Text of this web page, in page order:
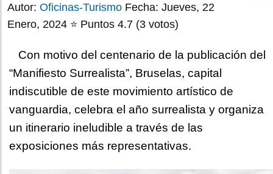
Autor: Oficinas-Turismo Fecha: Jueves, 22
Enero, 2024 ⭐ Puntos 4.7 (3 votos)
Con motivo del centenario de la publicación del
“Manifiesto Surrealista”, Bruselas, capital
indiscutible de este movimiento artístico de
vanguardia, celebra el año surrealista y organiza
un itinerario ineludible a través de las
exposiciones más representativas.